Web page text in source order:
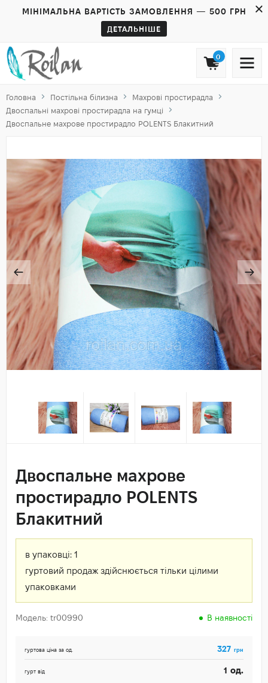
МІНІМАЛЬНА ВАРТІСТЬ ЗАМОВЛЕННЯ — 500 ГРН
ДЕТАЛЬНІШЕ
0
Головна Постільна білизна
Махрові простирадла
Двоспальні махрові простирадла на гумці
Двоспальне махрове простирадло POLENTS Блакитний
Двоспальне махрове
простирадло POLENTS
Блакитний
в упаковці: 1
гуртовий продаж здійснюється тільки цілими
упаковками
Модель: tr00990 В наявності
гуртова ціна за од. 327 грн
гурт від 1 од.